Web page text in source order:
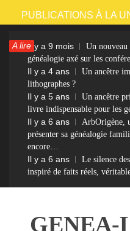
Passer
contenu
PUBLICATIONS À LA
A lireIl y a 9 mois
Un
généalogie axé sur les
Il y a 4 ans
Un ancêtre
lithographes ?
Il y a 5 ans
Un ancêtre
livre indispensable pour les
Il y a 6 ans
ArbOrigène,
présenter sa généalogie
encore…
Il y a 6 ans
Le silence
inspiré de faits réels,
GENEA-